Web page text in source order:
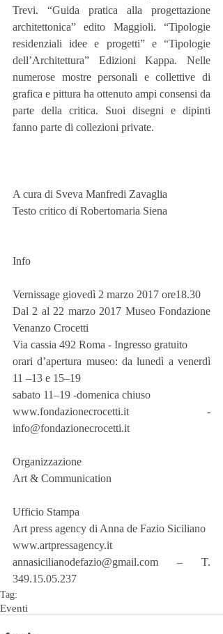
Trevi. “Guida pratica alla progettazione
architettonica” edito Maggioli. “Tipologie
residenziali idee e progetti” e “Tipologie
dell’Architettura” Edizioni Kappa. Nelle
numerose mostre personali e collettive di
grafica e pittura ha ottenuto ampi consensi da
parte della critica. Suoi disegni e dipinti
fanno parte di collezioni private.
A cura di Sveva Manfredi Zavaglia
Testo critico di Robertomaria Siena
Info
Vernissage giovedì 2 marzo 2017 ore18.30
Dal 2 al 22 marzo 2017 Museo Fondazione
Venanzo Crocetti
Via cassia 492 Roma - Ingresso gratuito
orari d’apertura museo: da lunedì a venerdì
11 –13 e 15–19
sabato 11–19 -domenica chiuso
www.fondazionecrocetti.it -
info@fondazionecrocetti.it
Organizzazione
Art & Communication
Ufficio Stampa
Art press agency di Anna de Fazio Siciliano
www.artpressagency.it
annasicilianodefazio@gmail.com – T.
349.15.05.237
Tag:
Eventi